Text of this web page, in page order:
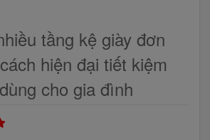
tầng kệ giày đơn
hiện đại tiết kiệm
cho gia đình